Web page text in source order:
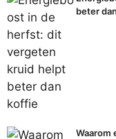
beter
Waarom